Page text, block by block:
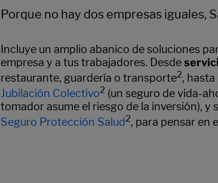
Porque no hay dos empresas iguales,
Incluye un amplio abanico de soluciones
empresa y a tus trabajadores. Desde
restaurante, guardería o transporte2, hasta
Jubilación Colectivo2 (un seguro de vida-
tomador asume el riesgo de la inversión),
Seguro Protección Salud2, para pensar en